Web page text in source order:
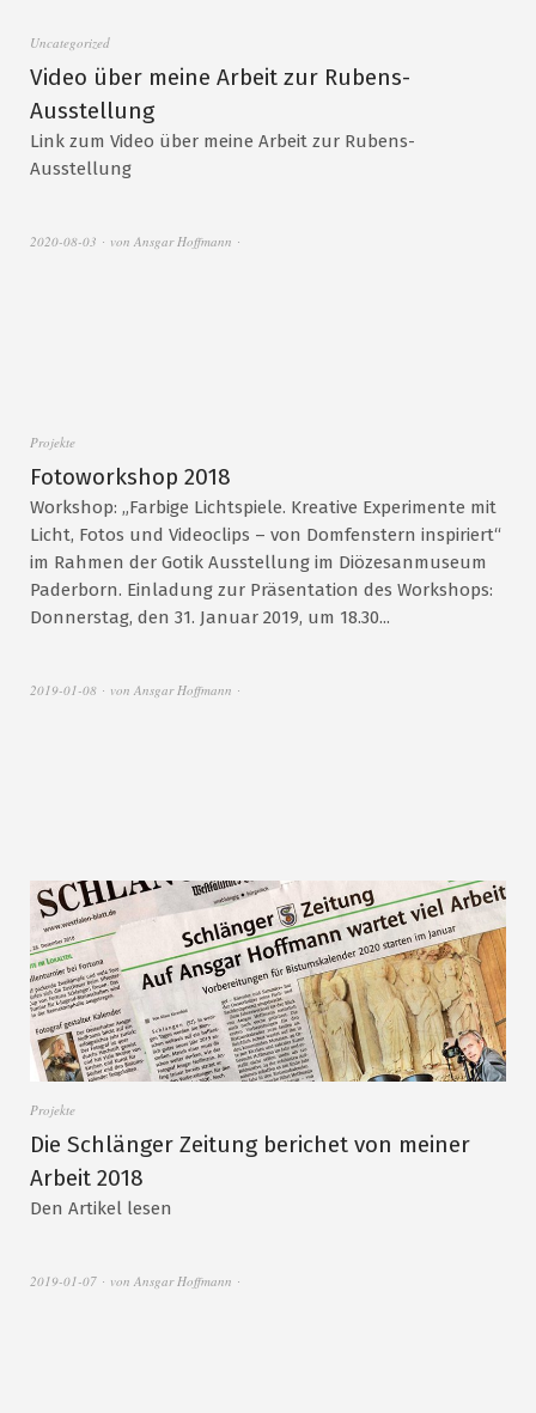
Uncategorized
Video über meine Arbeit zur Rubens-
Ausstellung
Link zum Video über meine Arbeit zur Rubens-
Ausstellung
2020-08-03 von Ansgar Hoffmann
Projekte
Fotoworkshop 2018
Workshop: „Farbige Lichtspiele. Kreative Experimente mit
Licht, Fotos und Videoclips – von Domfenstern inspiriert“
im Rahmen der Gotik Ausstellung im Diözesanmuseum
Paderborn. Einladung zur Präsentation des Workshops:
Donnerstag, den 31. Januar 2019, um 18.30...
2019-01-08 von Ansgar Hoffmann
Projekte
Die Schlänger Zeitung berichet von meiner
Arbeit 2018
Den Artikel lesen
2019-01-07 von Ansgar Hoffmann